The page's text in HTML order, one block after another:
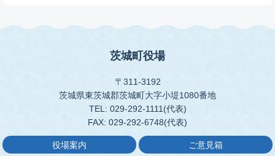
茨城町役場
〒311-3192
茨城県東茨城郡茨城町大字小堤1080番地
TEL: 029-292-1111(代表)
FAX: 029-292-6748(代表)
役場案内 ご意見箱